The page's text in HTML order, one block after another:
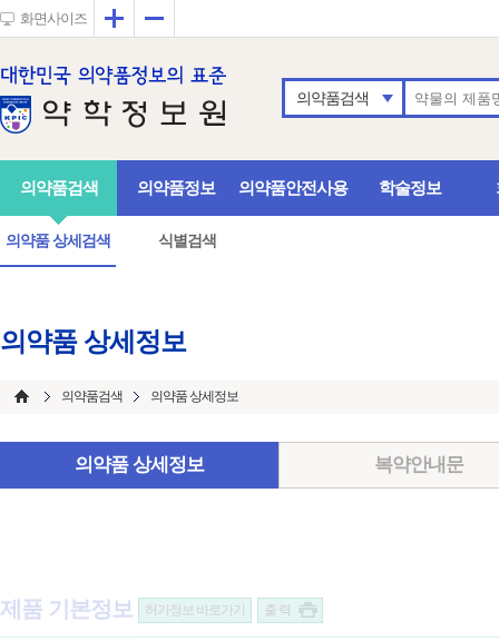
화면사이즈 확대
의약품검색
의약품검색
의약품 상세검색 식별검색
의약품정보 의약품안전사용 학술정보
의약품 상세정보
의약품검색 의약품 상세정보
의약품 상세정보 복약안내문
제품 기본정보 허가정보 바로가기 출 력